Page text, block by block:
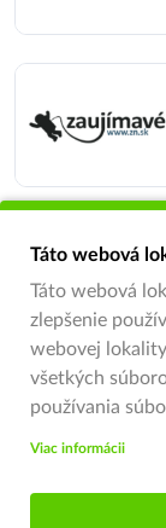
Táto webová
Táto webová
zlepšenie
webovej
všetkých
používania
Viac informácii